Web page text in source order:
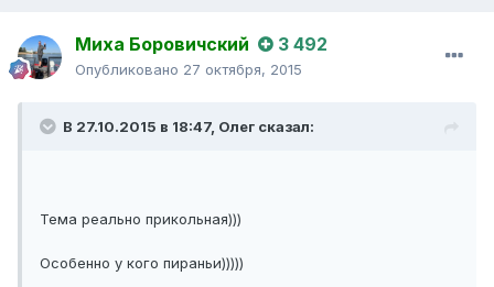
Миха Боровичский 3 492
Опубликовано 27 октября, 2015
В 27.10.2015 в 18:47, Олег сказал:
Тема реально прикольная)))
Особенно у кого пираньи)))))